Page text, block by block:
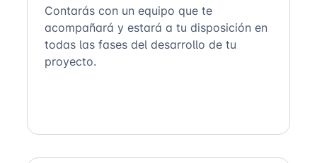
Contarás con un equipo que te
acompañará y estará a tu disposición en
todas las fases del desarrollo de tu
proyecto.